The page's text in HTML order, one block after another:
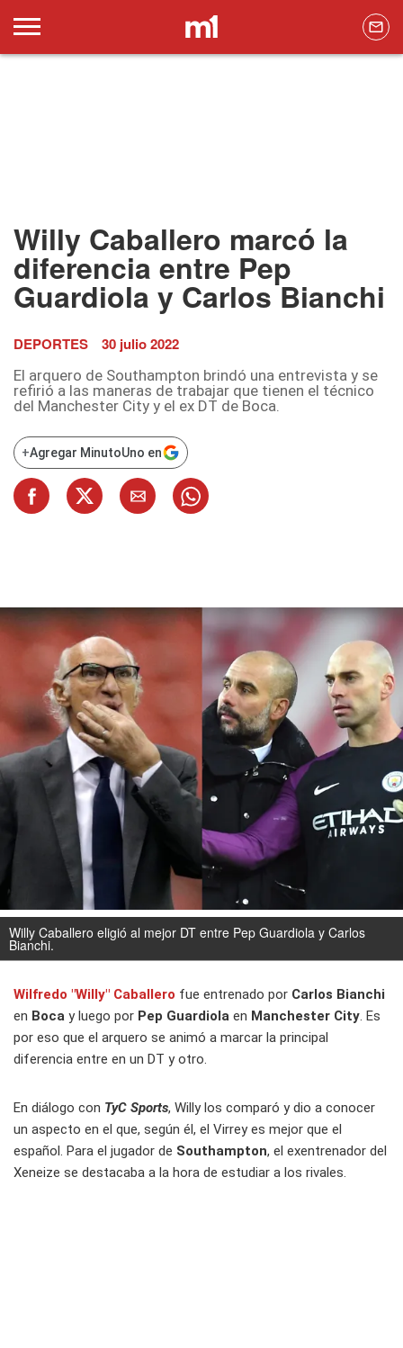
Willy Caballero marcó la
diferencia entre Pep
Guardiola y Carlos Bianchi
DEPORTES 30 julio 2022
El arquero de Southampton brindó una entrevista y se
refirió a las maneras de trabajar que tienen el técnico
del Manchester City y el ex DT de Boca.
+Agregar MinutoUno en
Willy Caballero eligió al mejor DT entre Pep Guardiola y Carlos
Bianchi.
Wilfredo "Willy" Caballero fue entrenado por Carlos Bianchi
en Boca y luego por Pep Guardiola en Manchester City. Es
por eso que el arquero se animó a marcar la principal
diferencia entre en un DT y otro.
En diálogo con TyC Sports, Willy los comparó y dio a conocer
un aspecto en el que, según él, el Virrey es mejor que el
español. Para el jugador de Southampton, el exentrenador del
Xeneize se destacaba a la hora de estudiar a los rivales.